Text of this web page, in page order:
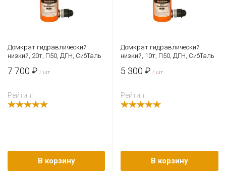
Домкрат гидравлический
низкий, 20т, П50, ДГН, СибТаль
7 700 ₽ / шт
Рейтинг
В корзину
Домкрат гидравлический
низкий, 10т, П50, ДГН, СибТаль
5 300 ₽ / шт
Рейтинг
В корзину